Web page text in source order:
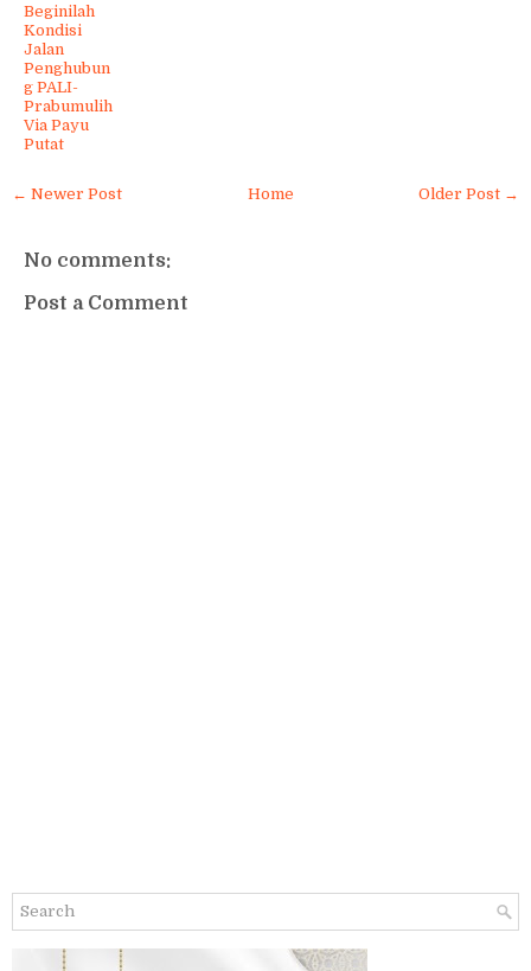
Beginilah
Kondisi
Jalan
Penghubun
g PALI-
Prabumulih
Via Payu
Putat
← Newer Post Older Post →
Home
No comments:
Post a Comment